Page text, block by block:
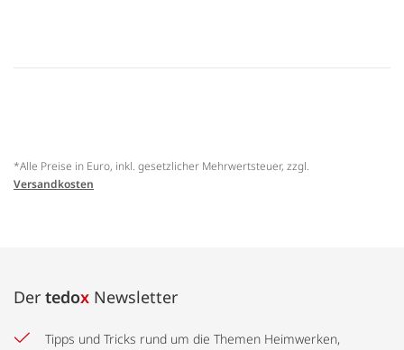
*Alle Preise in Euro, inkl. gesetzlicher Mehrwertsteuer, zzgl.
Versandkosten
Der tedox Newsletter
Tipps und Tricks rund um die Themen Heimwerken,